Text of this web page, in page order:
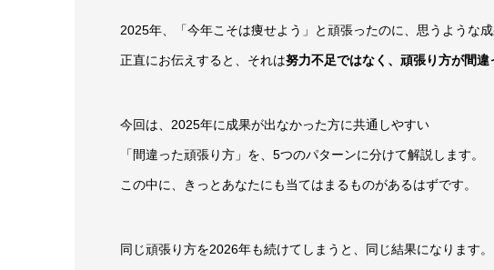
2025年、「今年こそは痩せよう」と頑張ったのに、思うような
正直にお伝えすると、それは努力不足ではなく、頑張り方が間違
今回は、2025年に成果が出なかった方に共通しやすい
「間違った頑張り方」を、5つのパターンに分けて解説します。
この中に、きっとあなたにも当てはまるものがあるはずです。
同じ頑張り方を2026年も続けてしまうと、同じ結果になります。